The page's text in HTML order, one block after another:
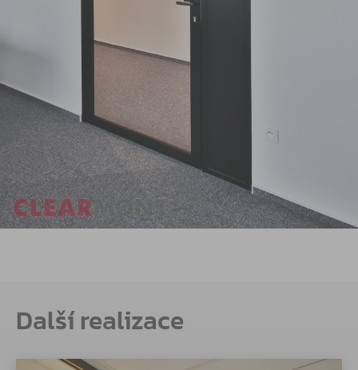
Další realizace